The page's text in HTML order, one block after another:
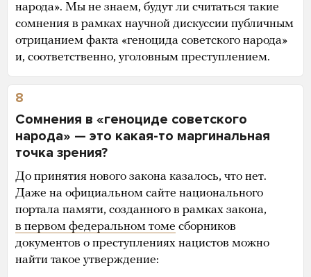
народа». Мы не знаем, будут ли считаться такие
сомнения в рамках научной дискуссии публичным
отрицанием факта «геноцида советского народа»
и, соответственно, уголовным преступлением.
8
Сомнения в «геноциде советского
народа» — это какая-то маргинальная
точка зрения?
До принятия нового закона казалось, что нет.
Даже на официальном сайте национального
портала памяти, созданного в рамках закона,
в первом федеральном томе сборников
документов о преступлениях нацистов можно
найти такое утверждение: